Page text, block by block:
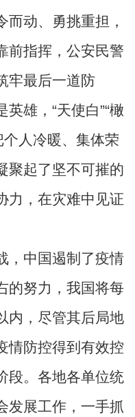
而动、勇挑重担，
前指挥，公安民警
牢最后一道防
雄，“天使白”“橄
个人冷暖、集体荣
聚起了坚不可摧的
力，在灾难中见证
中国遏制了疫情
的努力，我国将每
内，尽管其后局地
情防控得到有效控
段。各地各单位统
发展工作，一手抓